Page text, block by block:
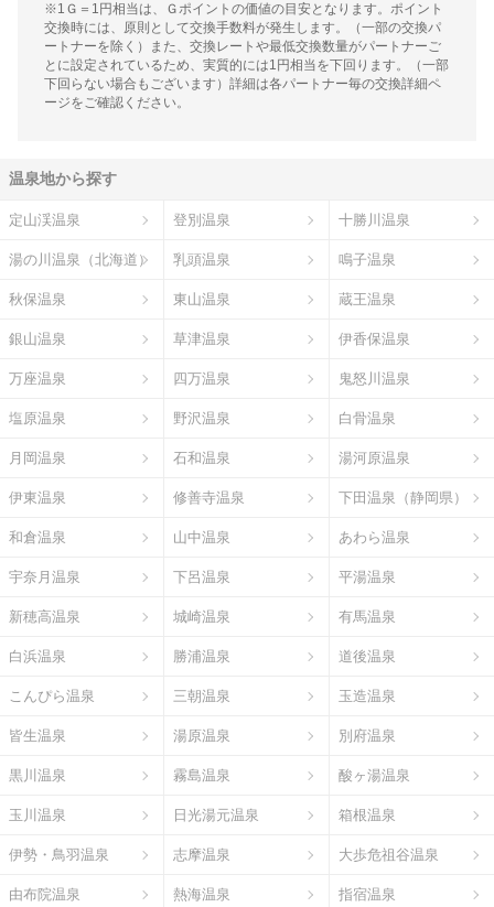
※1Ｇ＝1円相当は、Ｇポイントの価値の目安となります。ポイント
交換時には、原則として交換手数料が発生します。（一部の交換パ
ートナーを除く）また、交換レートや最低交換数量がパートナーご
とに設定されているため、実質的には1円相当を下回ります。（一部
下回らない場合もございます）詳細は各パートナー毎の交換詳細ペ
ージをご確認ください。
温泉地から探す
定山渓温泉 登別温泉 十勝川温泉
湯の川温泉（北海道） 乳頭温泉 鳴子温泉
秋保温泉 東山温泉 蔵王温泉
銀山温泉 草津温泉 伊香保温泉
万座温泉 四万温泉 鬼怒川温泉
塩原温泉 野沢温泉 白骨温泉
月岡温泉 石和温泉 湯河原温泉
伊東温泉 修善寺温泉 下田温泉（静岡県）
和倉温泉 山中温泉 あわら温泉
宇奈月温泉 下呂温泉 平湯温泉
新穂高温泉 城崎温泉 有馬温泉
白浜温泉 勝浦温泉 道後温泉
こんぴら温泉 三朝温泉 玉造温泉
皆生温泉 湯原温泉 別府温泉
黒川温泉 霧島温泉 酸ヶ湯温泉
玉川温泉 日光湯元温泉 箱根温泉
伊勢・鳥羽温泉 志摩温泉 大歩危祖谷温泉
由布院温泉 熱海温泉 指宿温泉